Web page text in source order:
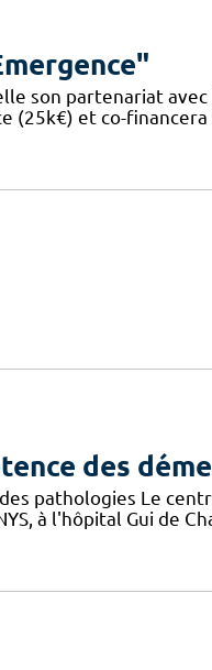
son partenariat
(25k€) et co-
des
pathologies Le
à l'hôpital Gui de